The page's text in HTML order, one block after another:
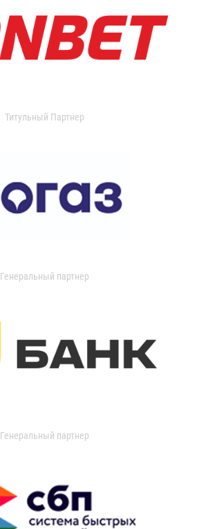
Титульный Партнер
Генеральный партнер
Генеральный партнер